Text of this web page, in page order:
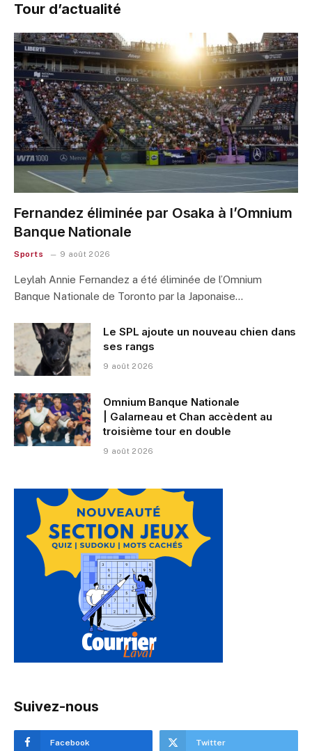
Tour d’actualité
Fernandez éliminée par Osaka à l’Omnium
Banque Nationale
Sports 9 août 2026
Leylah Annie Fernandez a été éliminée de l’Omnium
Banque Nationale de Toronto par la Japonaise…
Le SPL ajoute un nouveau chien dans
ses rangs
9 août 2026
Omnium Banque Nationale
| Galarneau et Chan accèdent au
troisième tour en double
9 août 2026
Suivez-nous
Facebook Twitter